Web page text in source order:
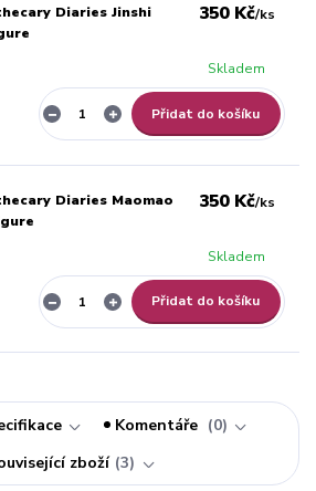
Diaries Jinshi
350 Kč/ks
Skladem
Přidat do košíku
Diaries Maomao
350 Kč/ks
Skladem
Přidat do košíku
Komentáře
0
zboží 3